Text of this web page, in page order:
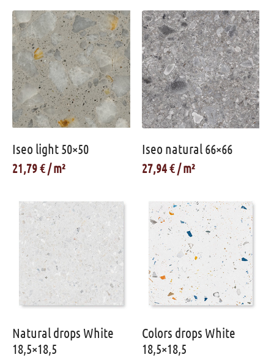
Iseo light 50×50
21,79€
Iseo natural 66×66
27,94€
Natural drops White
18,5×18,5
Colors drops White
18,5×18,5